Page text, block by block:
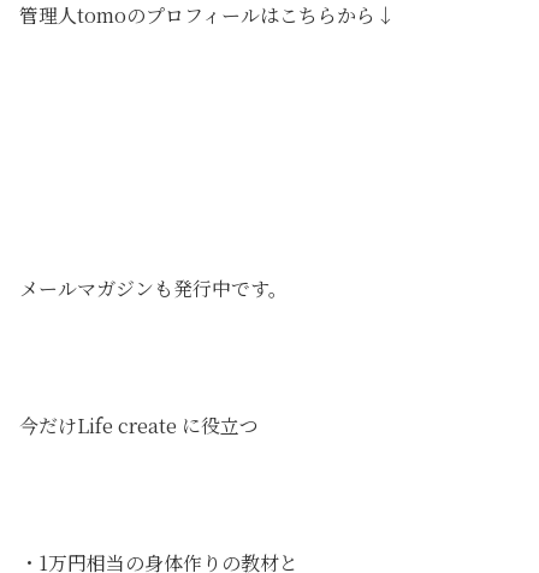
管理人tomoのプロフィールはこちらから↓
メールマガジンも発行中です。
今だけLife create に役立つ
・1万円相当の身体作りの教材と